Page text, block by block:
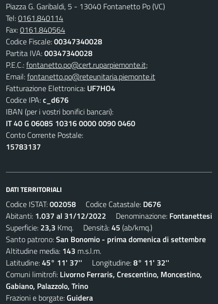
Piazza G. Garibaldi, 5 - 13040 Fontanetto Po (VC)
Tel:0161.840114
Fax:0161.840564
Codice Fiscale:00347340028
Partita IVA:00347340028
P.E.C.:fontanetto.po@cert.ruparpiemonte.it;
Email:fontanetto.po@reteunitaria.piemonte.it
Fatturazione Elettronica: UF7HO4
Codice IPA:c_d676
IBAN (per i vostri bonifici bancari):
IT 40 G 06085 10316 0000 0090 0460
Conto Corrente Postale:
15783137
DATI TERRITORIALI
Codice ISTAT:002058 Codice Catastale: D676
Abitanti: 1.037 al 31/12/2022 Denominazione: Fontanettesi
Superficie: 23,3 Kmq. Densità:45 (ab/kmq.)
Santo patrono:San Bonomio - prima domenica di settembre
Altitudine media: 143 m.s.l.m.
Latitudine:45° 11' 37'' Longitudine:8° 11' 32''
Comuni limitrofi: Livorno Ferraris, Crescentino, Moncestino,
Gabiano, Palazzolo, Trino
Frazioni e borgate:Guidera